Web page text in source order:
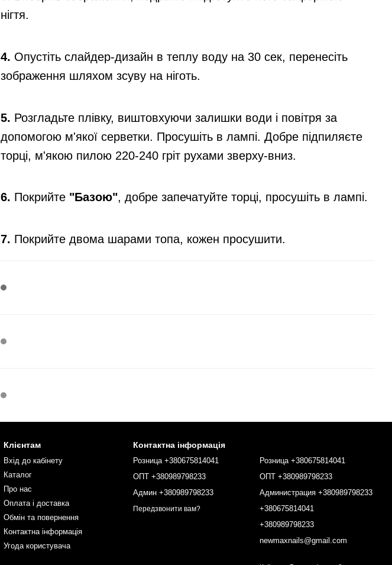
нігтя.
4. Опустіть слайдер-дизайн в теплу воду на 30 сек, перенесіть
зображення шляхом зсуву на ніготь.
5. Розгладьте плівку, виштовхуючи залишки води і повітря за
допомогою м'якої серветки. Просушіть в лампі. Добре підпиляєте
торці, м'якою пилою 220-240 гріт рухами зверху-вниз.
6. Покрийте "Базою", добре запечатуйте торці, просушіть в лампі.
7. Покрийте двома шарами топа, кожен просушити.
Клієнтам
Вхід до кабінету
Каталог
Про нас
Оплата і доставка
Обмін та повернення
Контактна інформація
Угода користувача
Контактна інформація
Розница +380675814041
ОПТ +380989798233
Админ +380989798233
Передзвонити вам?
Розница +380675814041
ОПТ +380989798233
Администрация +380989798233
+380675814041
+380989798233
newmaxnails@gmail.com